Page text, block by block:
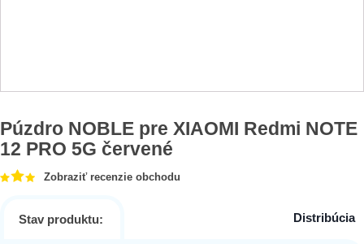
Púzdro NOBLE pre XIAOMI Redmi NOTE
12 PRO 5G červené
Zobraziť recenzie obchodu
Stav produktu: Distribúcia